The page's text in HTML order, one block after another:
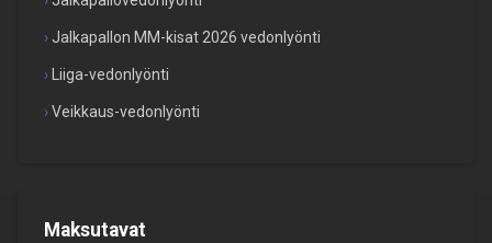
Jalkapallon MM-kisat 2026 vedonlyönti
Liiga-vedonlyönti
Veikkaus-vedonlyönti
Maksutavat